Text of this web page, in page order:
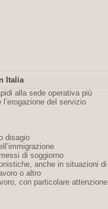
Italia
alla sede operativa più
del servizio
disagio
di soggiorno
anche in situazioni di
o altro
con particolare attenzione